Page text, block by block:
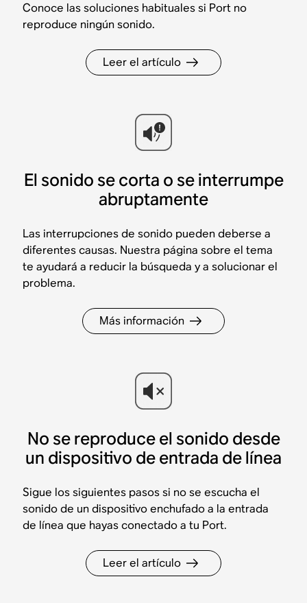
Conoce las soluciones habituales si Port no
reproduce ningún sonido.
Leer el artículo
El sonido se corta o se interrumpe
abruptamente
Las interrupciones de sonido pueden deberse a
diferentes causas. Nuestra página sobre el tema
te ayudará a reducir la búsqueda y a solucionar el
problema.
Más información
No se reproduce el sonido desde
un dispositivo de entrada de línea
Sigue los siguientes pasos si no se escucha el
sonido de un dispositivo enchufado a la entrada
de línea que hayas conectado a tu Port.
Leer el artículo